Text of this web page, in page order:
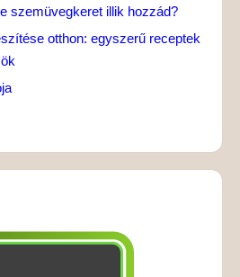
szemüvegkeret illik hozzád?
otthon: egyszerű receptek